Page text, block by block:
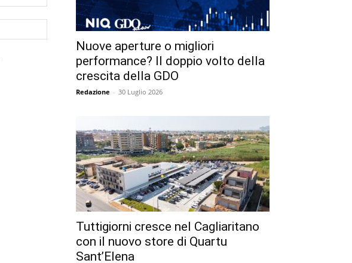
Web:
Nuove aperture o migliori
performance? Il doppio volto della
crescita della GDO
Redazione - 30 Luglio 2026
Tuttigiorni cresce nel Cagliaritano
con il nuovo store di Quartu
Sant’Elena